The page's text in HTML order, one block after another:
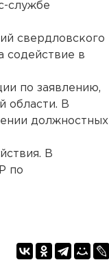
службе
свердловского
содействие в
по заявлению,
области. В
должностных
В
по